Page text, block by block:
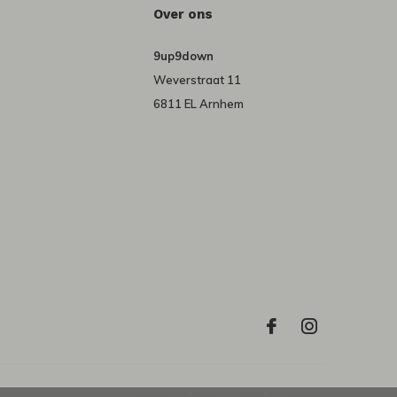
Over ons
9up9down
Weverstraat 11
6811 EL Arnhem